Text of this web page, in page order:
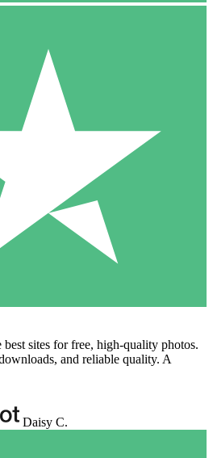
sites for free, high‑quality photos.
and reliable quality. A
Daisy C.